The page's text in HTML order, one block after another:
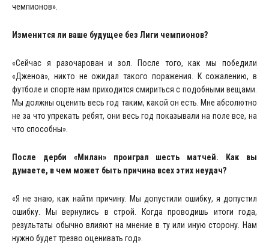
чемпионов».
Изменится ли ваше будущее без Лиги чемпионов?
«Сейчас я разочарован и зол. После того, как мы победили
«Дженоа», никто не ожидал такого поражения. К сожалению, в
футболе и спорте нам приходится смириться с подобными вещами.
Мы должны оценить весь год таким, какой он есть. Мне абсолютно
не за что упрекать ребят, они весь год показывали на поле все, на
что способны».
После дерби «Милан» проиграл шесть матчей.
Как вы
думаете, в чем может быть причина всех этих неудач?
«Я не знаю, как найти причину. Мы допустили ошибку, я допустил
ошибку. Мы вернулись в строй. Когда проводишь итоги года,
результаты обычно влияют на мнение в ту или иную сторону. Нам
нужно будет трезво оценивать год».